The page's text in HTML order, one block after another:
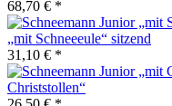
68,70 € *
„mit Schneeeule“ sitzend
31,10 € *
Christstollen“